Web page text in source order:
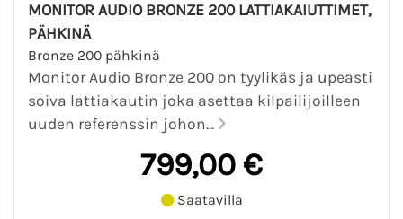
MONITOR AUDIO BRONZE 200 LATTIAKAIUTTIMET,
PÄHKINÄ
Bronze 200 pähkinä
Monitor Audio Bronze 200 on tyylikäs ja upeasti
soiva lattiakautin joka asettaa kilpailijoilleen
uuden referenssin johon...
799,00 €
Saatavilla